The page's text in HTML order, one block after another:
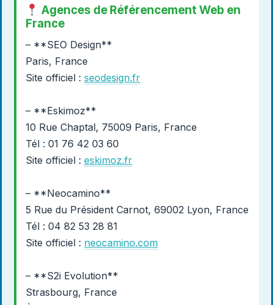
Agences de Référencement Web en
France
– **SEO Design**
Paris, France
Site officiel : seodesign.fr
– **Eskimoz**
10 Rue Chaptal, 75009 Paris, France
Tél : 01 76 42 03 60
Site officiel : eskimoz.fr
– **Neocamino**
5 Rue du Président Carnot, 69002 Lyon, France
Tél : 04 82 53 28 81
Site officiel : neocamino.com
– **S2i Evolution**
Strasbourg, France